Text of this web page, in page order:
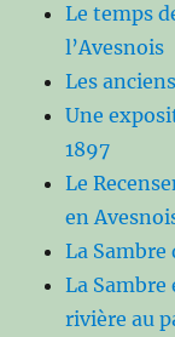
Le temps
l’Avesnois
Les
Une
1897
Le
en
La Sambre
La Sambre
rivière au